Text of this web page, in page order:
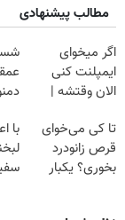
مطالب پیشنهادی
اگر میخوای
ایمپلنت کنی
الان وقتشه |
میلیون تومان!!!
تا کی می‌خوای
قرص زانودرد
بخوری؟ یکبار
با